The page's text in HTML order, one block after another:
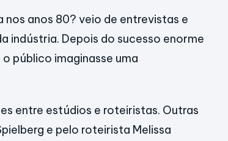
nos anos 80? veio de entrevistas e
indústria. Depois do sucesso enorme
público imaginasse uma
entre estúdios e roteiristas. Outras
e pelo roteirista Melissa